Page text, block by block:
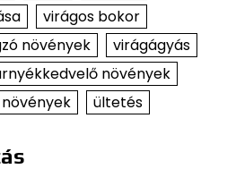
virágos bokor
növények
virágágyás
növények
ültetés